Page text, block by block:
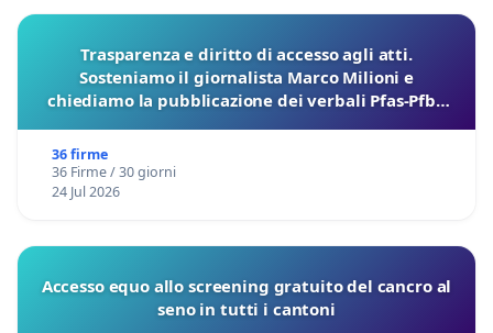
Trasparenza e diritto di accesso agli atti.
Sosteniamo il giornalista Marco Milioni e
chiediamo la pubblicazione dei verbali Pfas-Pfba
36 firme
36 Firme / 30 giorni
24 Jul 2026
Accesso equo allo screening gratuito del cancro al
seno in tutti i cantoni